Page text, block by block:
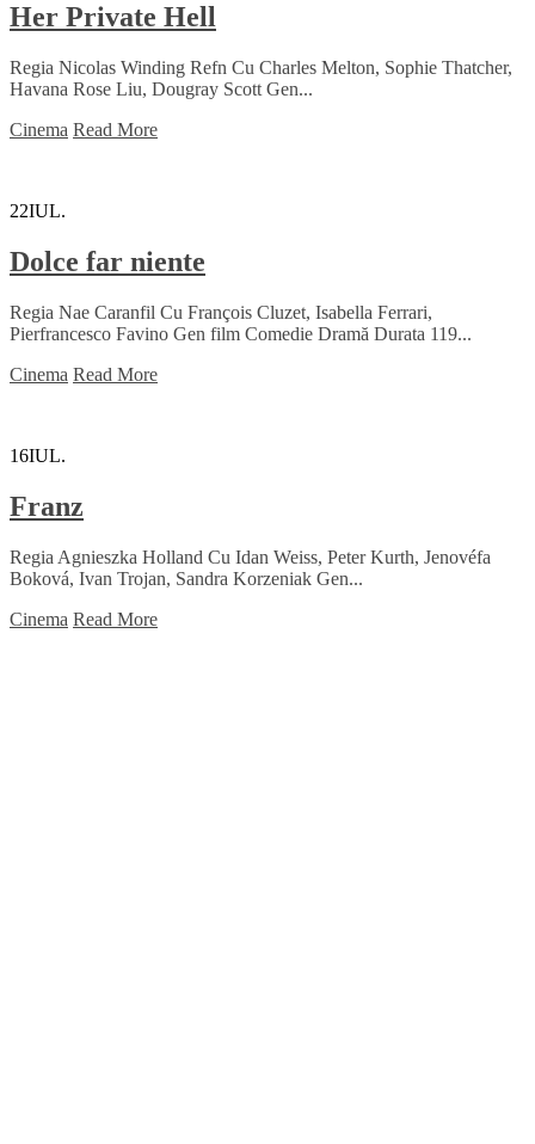
Her Private Hell
Regia Nicolas Winding Refn Cu Charles Melton, Sophie Thatcher,
Havana Rose Liu, Dougray Scott Gen...
Cinema Read More
22IUL.
Dolce far niente
Regia Nae Caranfil Cu François Cluzet, Isabella Ferrari,
Pierfrancesco Favino Gen film Comedie Dramă Durata 119...
Cinema Read More
16IUL.
Franz
Regia Agnieszka Holland Cu Idan Weiss, Peter Kurth, Jenovéfa
Boková, Ivan Trojan, Sandra Korzeniak Gen...
Cinema Read More